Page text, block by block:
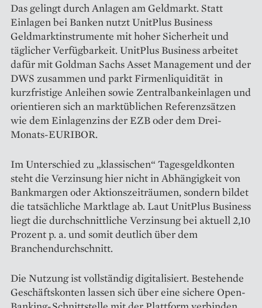
Das gelingt durch Anlagen am Geldmarkt. Statt
Einlagen bei Banken nutzt UnitPlus Business
Geldmarktinstrumente mit hoher Sicherheit und
täglicher Verfügbarkeit. UnitPlus Business arbeitet
dafür mit Goldman Sachs Asset Management und der
DWS zusammen und parkt Firmenliquidität in
kurzfristige Anleihen sowie Zentralbankeinlagen und
orientieren sich an marktüblichen Referenzsätzen
wie dem Einlagenzins der EZB oder dem Drei-
Monats-EURIBOR.
Im Unterschied zu „klassischen“ Tagesgeldkonten
steht die Verzinsung hier nicht in Abhängigkeit von
Bankmargen oder Aktionszeiträumen, sondern bildet
die tatsächliche Marktlage ab. Laut UnitPlus Business
liegt die durchschnittliche Verzinsung bei aktuell 2,10
Prozent p. a. und somit deutlich über dem
Branchendurchschnitt.
Die Nutzung ist vollständig digitalisiert. Bestehende
Geschäftskonten lassen sich über eine sichere Open-